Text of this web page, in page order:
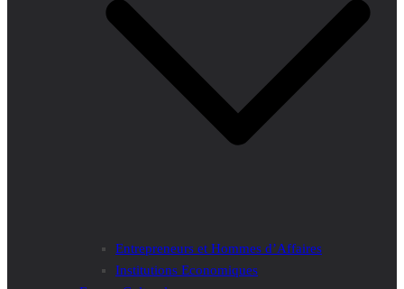
Entrepreneurs et Hommes d’Affaires
Institutions Economiques